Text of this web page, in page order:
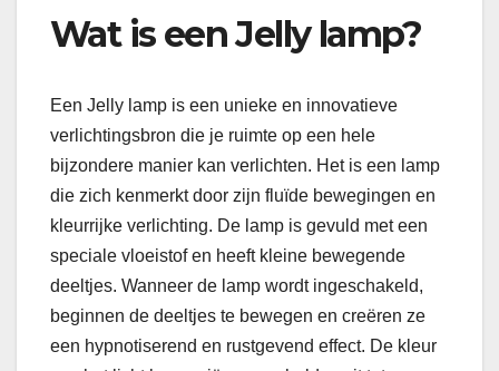
Wat is een Jelly lamp?
Een Jelly lamp is een unieke en innovatieve
verlichtingsbron die je ruimte op een hele
bijzondere manier kan verlichten. Het is een lamp
die zich kenmerkt door zijn fluïde bewegingen en
kleurrijke verlichting. De lamp is gevuld met een
speciale vloeistof en heeft kleine bewegende
deeltjes. Wanneer de lamp wordt ingeschakeld,
beginnen de deeltjes te bewegen en creëren ze
een hypnotiserend en rustgevend effect. De kleur